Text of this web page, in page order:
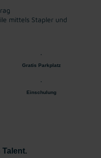
mittels Stapler und
Gratis Parkplatz
Einschulung